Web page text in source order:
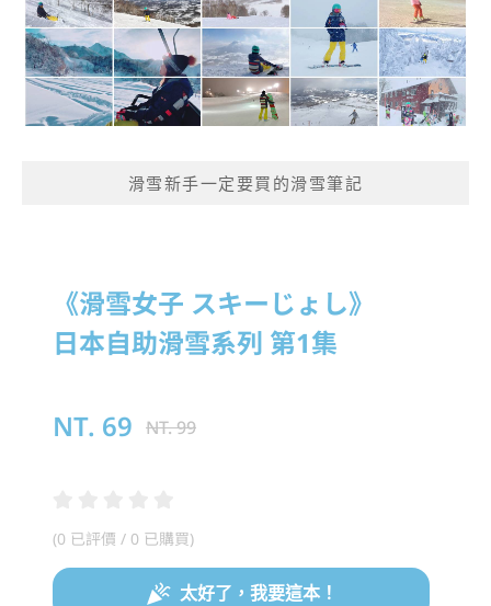
滑雪新手一定要買的滑雪筆記